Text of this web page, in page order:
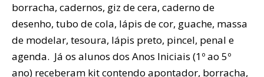
borracha, cadernos, giz de cera, caderno de
desenho, tubo de cola, lápis de cor, guache, massa
de modelar, tesoura, lápis preto, pincel, penal e
agenda. Já os alunos dos Anos Iniciais (1º ao 5º
ano) receberam kit contendo apontador, borracha,